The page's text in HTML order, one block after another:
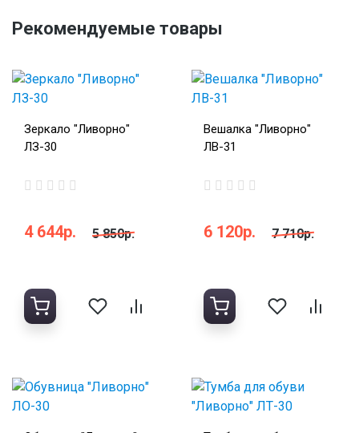
Рекомендуемые товары
Зеркало "Ливорно"
ЛЗ-30
4 644р. 5 850р.
Вешалка "Ливорно"
ЛВ-31
6 120р. 7 710р.